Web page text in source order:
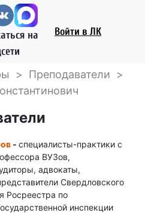
на
Войти в ЛК
> Преподаватели
>
-специалисты-практики с
ВУЗов,
адвокаты,
Свердловского
Росреестра по
инспекции